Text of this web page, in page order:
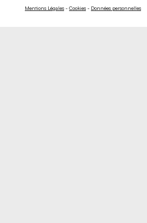
Mentions Légales - Cookies - Données personnelles